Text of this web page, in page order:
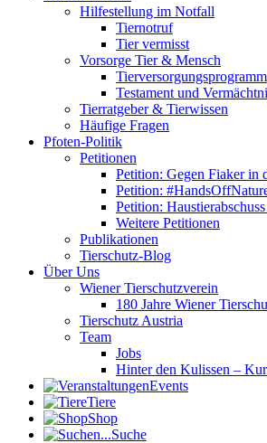
Hilfestellung im Notfall
Tiernotruf
Tier vermisst
Vorsorge Tier & Mensch
Tierversorgungsprogramm
Testament und
Tierratgeber & Tierwissen
Häufige Fragen
Pfoten-Politik
Petitionen
Petition: Gegen Fiaker in
Petition:
Petition:
Weitere Petitionen
Publikationen
Tierschutz-Blog
Über Uns
Wiener Tierschutzverein
180 Jahre Wiener
Tierschutz Austria
Team
Jobs
Hinter den Kulissen –
Events
Tiere
Shop
Suche